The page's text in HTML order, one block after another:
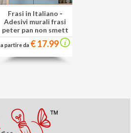
Frasi in Italiano -
Adesivi murali frasi
peter pan non smett
a partire da € 17.99